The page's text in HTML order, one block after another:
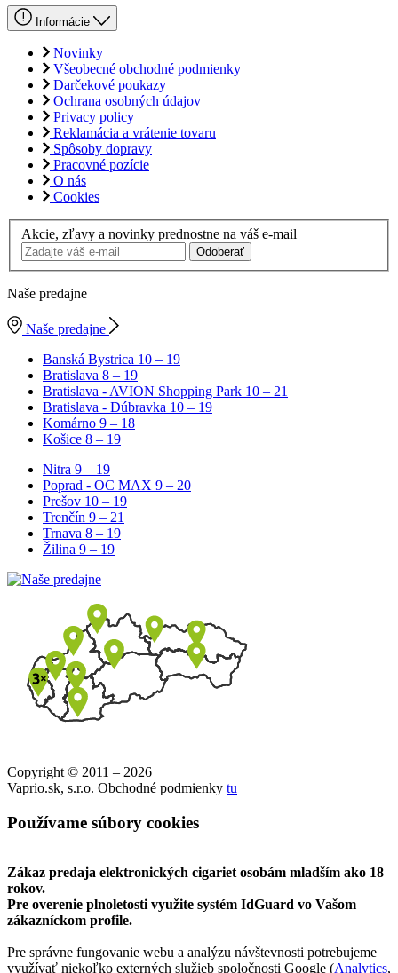
Informácie
Novinky
Všeobecné obchodné podmienky
Darčekové poukazy
Ochrana osobných údajov
Privacy policy
Reklamácia a vrátenie tovaru
Spôsoby dopravy
Pracovné pozície
O nás
Cookies
Akcie, zľavy a novinky prednostne na váš e-mail
Odoberať
Naše predajne
Naše predajne
Banská Bystrica 10 – 19
Bratislava 8 – 19
Bratislava - AVION Shopping Park 10 – 21
Bratislava - Dúbravka 10 – 19
Komárno 9 – 18
Košice 8 – 19
Nitra 9 – 19
Poprad - OC MAX 9 – 20
Prešov 10 – 19
Trenčín 9 – 21
Trnava 8 – 19
Žilina 9 – 19
Copyright © 2011 – 2026
Vaprio.sk, s.r.o. Obchodné podmienky tu
Používame súbory cookies
Zákaz predaja elektronických cigariet osobám mladším ako 18
rokov.
Pre overenie plnoletosti využite systém IdGuard vo Vašom
zákazníckom profile.
Pre správne fungovanie webu a analýzu návštevnosti potrebujeme
využívať niekoľko externých služieb spoločnosti Google (Analytics,